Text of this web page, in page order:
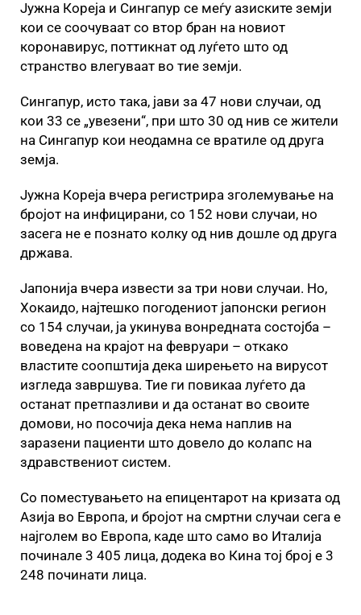
Јужна Кореја и Сингапур се меѓу азиските земји
кои се соочуваат со втор бран на новиот
коронавирус, поттикнат од луѓето што од
странство влегуваат во тие земји.
Сингапур, исто така, јави за 47 нови случаи, од
кои 33 се „увезени“, при што 30 од нив се жители
на Сингапур кои неодамна се вратиле од друга
земја.
Јужна Кореја вчера регистрира зголемување на
бројот на инфицирани, со 152 нови случаи, но
засега не е познато колку од нив дошле од друга
држава.
Јапонија вчера извести за три нови случаи. Но,
Хокаидо, најтешко погодениот јапонски регион
со 154 случаи, ја укинува вонредната состојба –
воведена на крајот на февруари – откако
властите соопштија дека ширењето на вирусот
изгледа завршува. Тие ги повикаа луѓето да
останат претпазливи и да останат во своите
домови, но посочија дека нема наплив на
заразени пациенти што довело до колапс на
здравствениот систем.
Со поместувањето на епицентарот на кризата од
Азија во Европа, и бројот на смртни случаи сега е
најголем во Европа, каде што само во Италија
починале 3 405 лица, додека во Кина тој број е 3
248 починати лица.